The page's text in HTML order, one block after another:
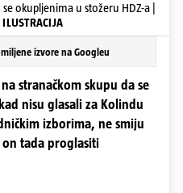
okupljenima u stožeru HDZ-a |
izvore na Googleu
stranačkom skupu da se
nisu glasali za Kolindu
izborima, ne smiju
tada proglasiti